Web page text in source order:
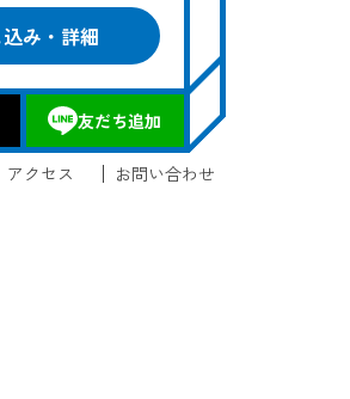
み・詳細
友だち追加
アクセス お問い合わせ